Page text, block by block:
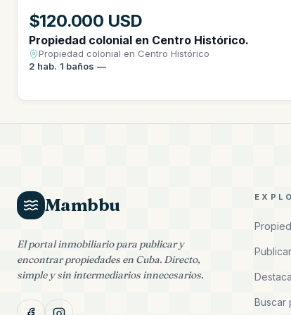
$120.000 USD
Propiedad colonial en Centro Histórico.
Propiedad colonial en Centro Histórico
2 hab.·1 baños·—
Mambbu
El portal inmobiliario para publicar y
encontrar propiedades en Cuba. Directo,
simple y sin intermediarios innecesarios.
Buscar